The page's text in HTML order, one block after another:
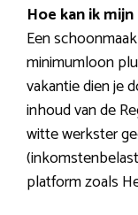
Hoe kan ik
Een
minimumloon
vakantie dien je
inhoud van de
witte werkster
platform zoals